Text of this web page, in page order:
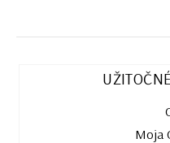
Moja